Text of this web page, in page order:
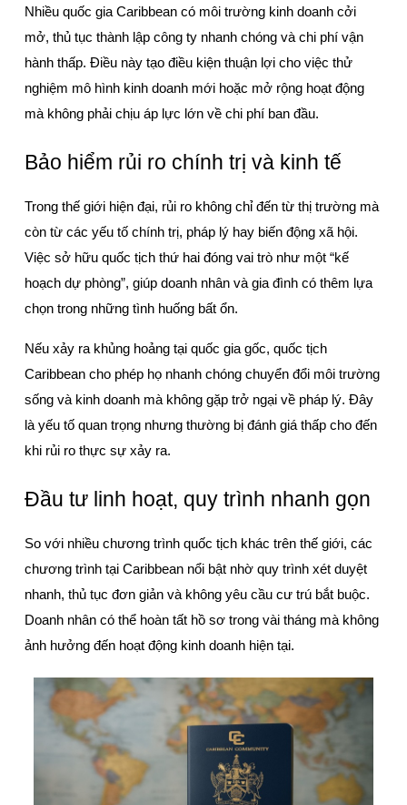
Nhiều quốc gia Caribbean có môi trường kinh doanh cởi
mở, thủ tục thành lập công ty nhanh chóng và chi phí vận
hành thấp. Điều này tạo điều kiện thuận lợi cho việc thử
nghiệm mô hình kinh doanh mới hoặc mở rộng hoạt động
mà không phải chịu áp lực lớn về chi phí ban đầu.
Bảo hiểm rủi ro chính trị và kinh tế
Trong thế giới hiện đại, rủi ro không chỉ đến từ thị trường mà
còn từ các yếu tố chính trị, pháp lý hay biến động xã hội.
Việc sở hữu quốc tịch thứ hai đóng vai trò như một “kế
hoạch dự phòng”, giúp doanh nhân và gia đình có thêm lựa
chọn trong những tình huống bất ổn.
Nếu xảy ra khủng hoảng tại quốc gia gốc, quốc tịch
Caribbean cho phép họ nhanh chóng chuyển đổi môi trường
sống và kinh doanh mà không gặp trở ngại về pháp lý. Đây
là yếu tố quan trọng nhưng thường bị đánh giá thấp cho đến
khi rủi ro thực sự xảy ra.
Đầu tư linh hoạt, quy trình nhanh gọn
So với nhiều chương trình quốc tịch khác trên thế giới, các
chương trình tại Caribbean nổi bật nhờ quy trình xét duyệt
nhanh, thủ tục đơn giản và không yêu cầu cư trú bắt buộc.
Doanh nhân có thể hoàn tất hồ sơ trong vài tháng mà không
ảnh hưởng đến hoạt động kinh doanh hiện tại.